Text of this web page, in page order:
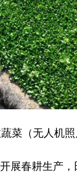
（无人机照
春耕生产，